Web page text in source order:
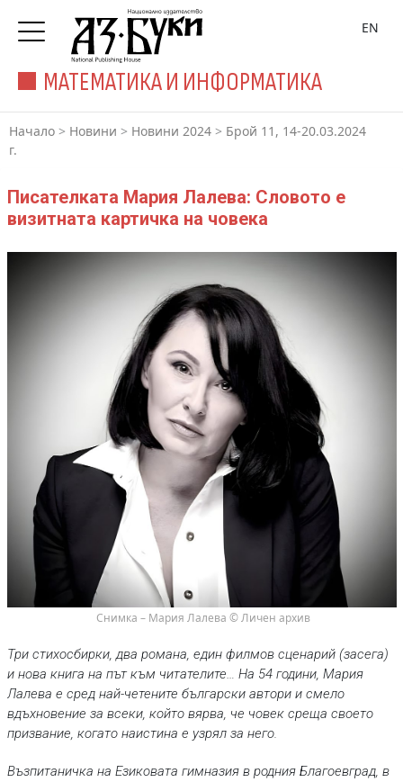
МАТЕМАТИКА И ИНФОРМАТИКА
EN
Начало > Новини > Новини 2024 > Брой 11, 14-20.03.2024
г.
Писателката Мария Лалева: Словото е
визитната картичка на човека
Снимка – Мария Лалева © Личен архив
Три стихосбирки, два романа, един филмов сценарий (засега)
и нова книга на път към читателите… На 54 години, Мария
Лалева е сред най-четените български автори и смело
вдъхновение за всеки, който вярва, че човек среща своето
призвание, когато наистина е узрял за него.
Възпитаничка на Езиковата гимназия в родния Благоевград, в